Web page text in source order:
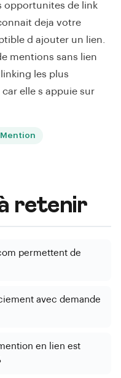
opportunites de link
deja votre
d ajouter un lien.
mentions sans lien
les plus
elle s appuie sur
Mention
retenir
permettent de
avec demande
en lien est